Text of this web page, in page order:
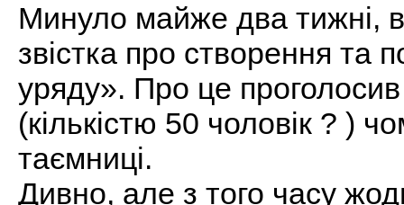
Минуло майже два тижні,
звістка про створення та
уряду». Про це
(кількістю 50 чоловік ? )
таємниці.
Дивно, але з того часу